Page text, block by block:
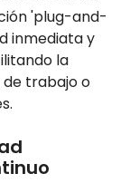
'plug-and-
inmediata y
la
trabajo o